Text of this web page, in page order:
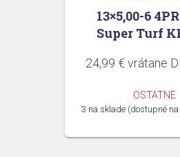
13×5,00-6
Super Turf
24,99 €vrátane
OSTATNE
3 na sklade (dostupné